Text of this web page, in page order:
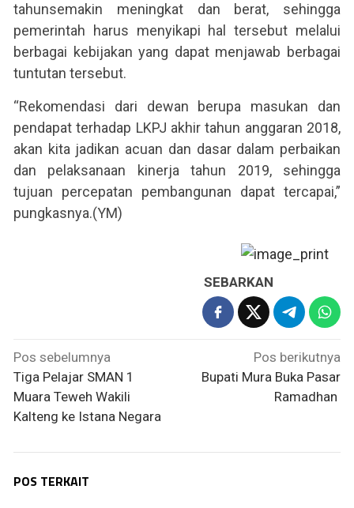
tahunsemakin meningkat dan berat, sehingga
pemerintah harus menyikapi hal tersebut melalui
berbagai kebijakan yang dapat menjawab berbagai
tuntutan tersebut.
“Rekomendasi dari dewan berupa masukan dan
pendapat terhadap LKPJ akhir tahun anggaran 2018,
akan kita jadikan acuan dan dasar dalam perbaikan
dan pelaksanaan kinerja tahun 2019, sehingga
tujuan percepatan pembangunan dapat tercapai,”
pungkasnya.(YM)
SEBARKAN
Navigasi
pos
Pos sebelumnya
Tiga Pelajar SMAN 1
Muara Teweh Wakili
Kalteng ke Istana Negara
Pos berikutnya
Bupati Mura Buka Pasar
Ramadhan
POS TERKAIT